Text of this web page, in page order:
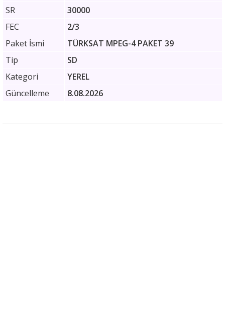
SR
30000
FEC
2/3
Paket İsmi
TÜRKSAT MPEG-4 PAKET 39
Tip
SD
Kategori
YEREL
Güncelleme
8.08.2026